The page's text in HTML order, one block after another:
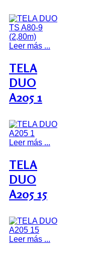
Leer más ...
TELA
DUO
A205 1
Leer más ...
TELA
DUO
A205 15
Leer más ...